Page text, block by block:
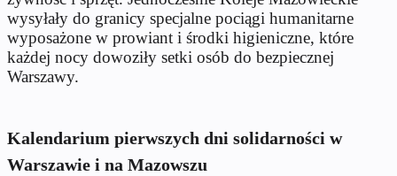
wysyłały do granicy specjalne pociągi humanitarne
wyposażone w prowiant i środki higieniczne, które
każdej nocy dowoziły setki osób do bezpiecznej
Warszawy.
Kalendarium pierwszych dni solidarności w
Warszawie i na Mazowszu